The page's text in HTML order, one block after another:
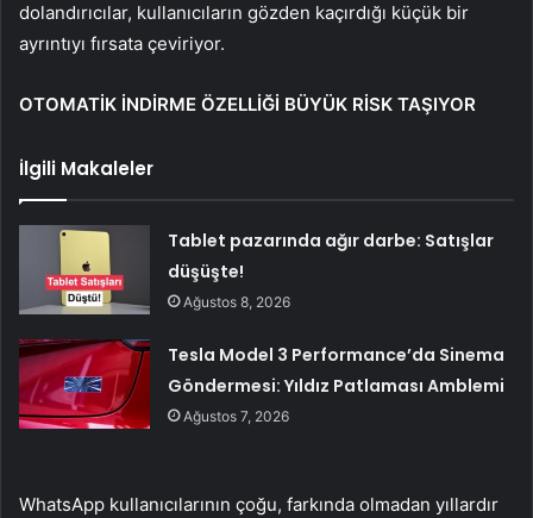
dolandırıcılar, kullanıcıların gözden kaçırdığı küçük bir
ayrıntıyı fırsata çeviriyor.
OTOMATİK İNDİRME ÖZELLİĞİ BÜYÜK RİSK TAŞIYOR
İlgili Makaleler
Tablet pazarında ağır darbe: Satışlar
düşüşte!
Ağustos 8, 2026
Tesla Model 3 Performance’da Sinema
Göndermesi: Yıldız Patlaması Amblemi
Ağustos 7, 2026
WhatsApp kullanıcılarının çoğu, farkında olmadan yıllardır